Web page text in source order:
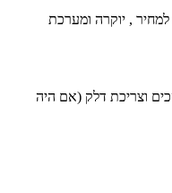
למחיר , יוקרה ומערכת
וצריכת דלק (אם היה